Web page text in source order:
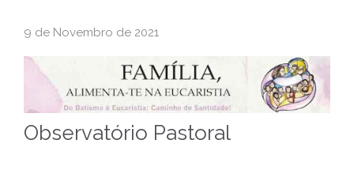
9 de Novembro de 2021
Observatório Pastoral